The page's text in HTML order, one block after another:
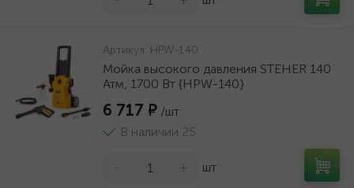
Артикул: HPW-140
Мойка высокого давления STEHER 140
Атм, 1700 Вт {HPW-140}
6 717 ₽ /шт
В наличии 25
- + шт